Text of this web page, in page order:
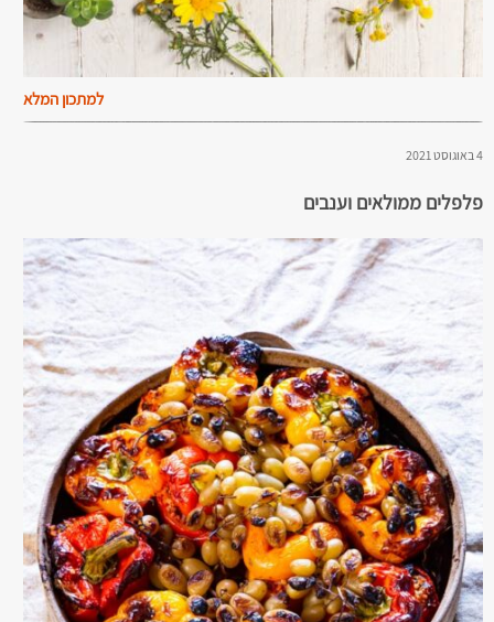
למתכון המלא
4 באוגוסט 2021
פלפלים ממולאים וענבים